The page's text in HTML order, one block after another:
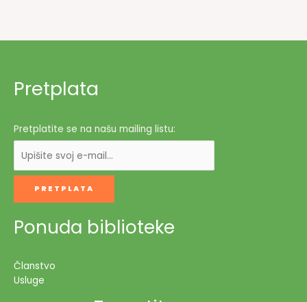
Pretplata
Pretplatite se na našu mailing listu:
Ponuda biblioteke
Članstvo
Usluge